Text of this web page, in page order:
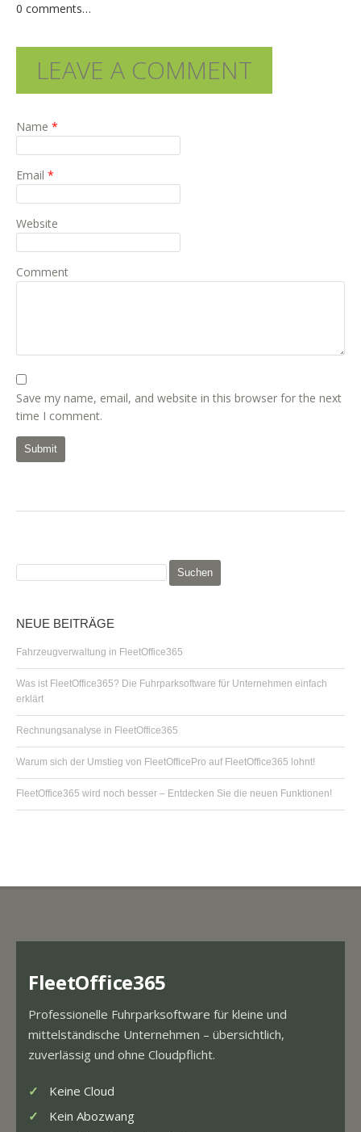
0 comments…
LEAVE A COMMENT
Name *
Email *
Website
Comment
Save my name, email, and website in this browser for the next
time I comment.
S
u
e
n
c
h
NEUE BEITRÄGE
Fahrzeugverwaltung in FleetOffice365
Was ist FleetOffice365? Die Fuhrparksoftware für Unternehmen einfach
erklärt
Rechnungsanalyse in FleetOffice365
Warum sich der Umstieg von FleetOfficePro auf FleetOffice365 lohnt!
FleetOffice365 wird noch besser – Entdecken Sie die neuen Funktionen!
FleetOffice365
Professionelle Fuhrparksoftware für kleine und
mittelständische Unternehmen – übersichtlich,
zuverlässig und ohne Cloudpflicht.
Keine Cloud
Kein Abozwang